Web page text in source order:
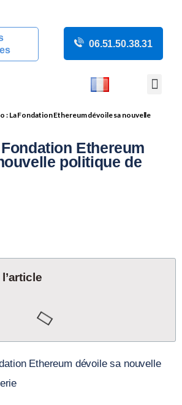
06.51.50.38.31
: La Fondation Ethereum dévoile sa nouvelle
Ethereum
politique de